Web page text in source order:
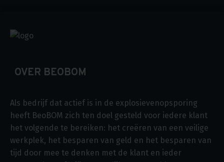
OVER BEOBOM
Als bedrijf dat actief is in de explosievenopsporing
heeft BeoBOM zich ten doel gesteld voor iedere klant
het volgende te bereiken: het creëren van een veilige
werkplek, het besparen van geld en het besparen van
tijd door mee te denken met de klant en ieder